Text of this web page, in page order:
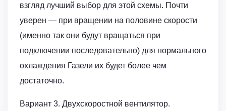
взгляд лучший выбор для этой схемы. Почти
уверен — при вращении на половине скорости
(именно так они будут вращаться при
подключении последовательно) для нормального
охлаждения Газели их будет более чем
достаточно.
Вариант 3. Двухскоростной вентилятор.